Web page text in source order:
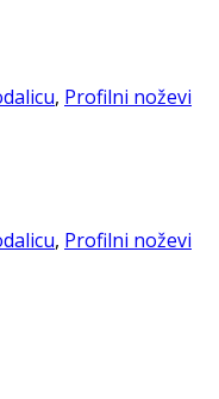
, Profilni noževi
, Profilni noževi